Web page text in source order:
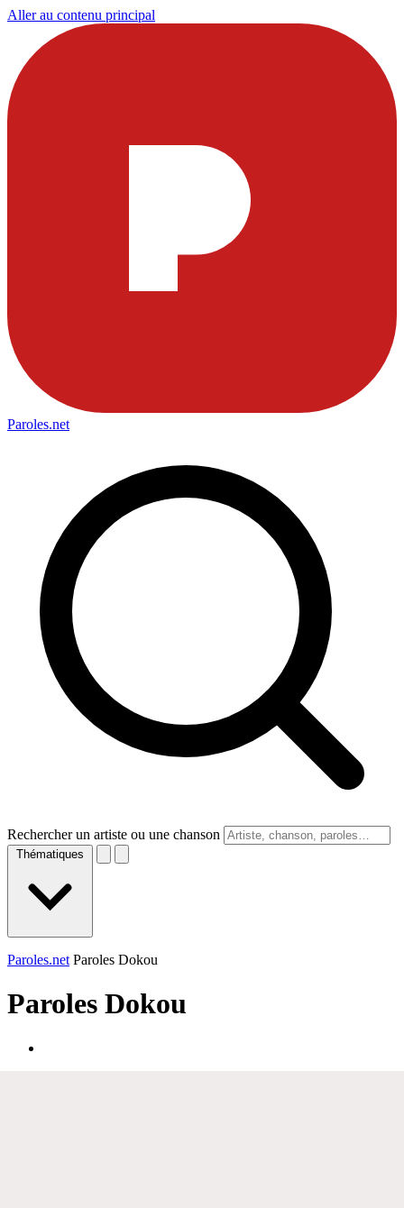
Aller au contenu principal
Paroles.net
Rechercher un artiste ou une chanson
Thématiques
Paroles.net Paroles Dokou
Paroles Dokou